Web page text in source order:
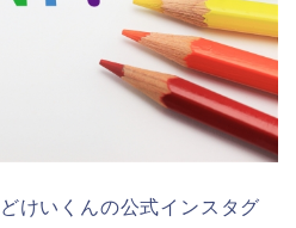
けいくんの公式インスタグ